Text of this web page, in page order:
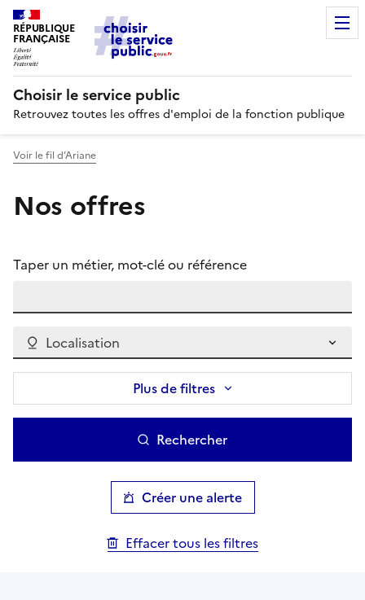
RÉPUBLIQUE
FRANÇAISE
Choisir le service public
Retrouvez toutes les offres d'emploi de la fonction publique
Voir le fil d’Ariane
Nos offres
Taper un métier, mot-clé ou référence
Localisation
Plus de filtres
Rechercher
Créer une alerte
Effacer tous les filtres